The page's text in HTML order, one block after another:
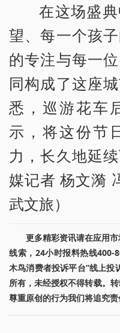
在这场盛
望、每一个孩
的专注与每一
同构成了这座
悉，巡游花车
示，将这份节
力，长久地延
媒记者 杨文漪
武文旅）
更多精彩资讯请在应用
线索，24小时报料热线400-
木鸟消费者投诉平台”线上投
所有，未经授权不得转载。
尊重原创的行为我们将追究责